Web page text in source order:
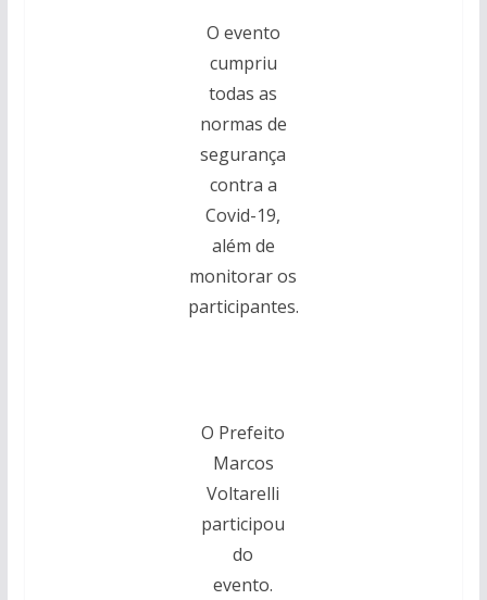
O evento
cumpriu
todas as
normas de
segurança
contra a
Covid-19,
além de
monitorar os
participantes.
O Prefeito
Marcos
Voltarelli
participou
do
evento.